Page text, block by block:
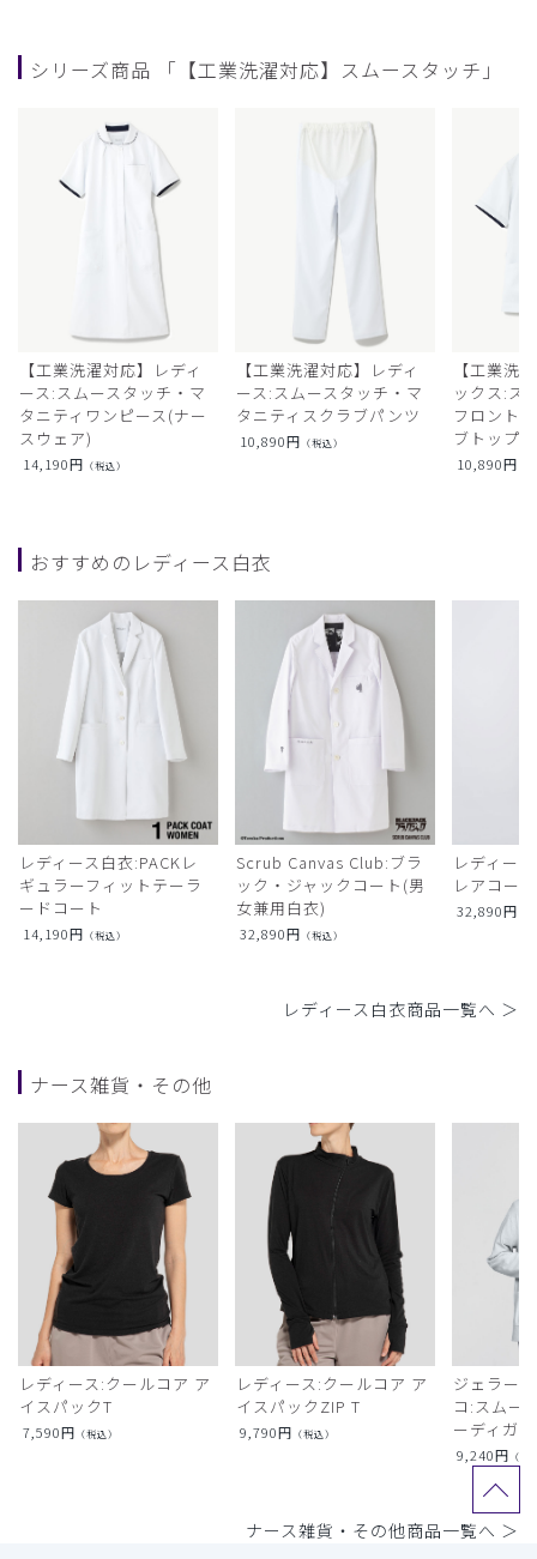
シリーズ商品 「【工業洗濯対応】スムースタッチ」
【工業洗濯対応】レディ
ース:スムースタッチ・マ
タニティワンピース(ナー
スウェア)
14,190円 （税込）
【工業洗濯対応】レディ
ース:スムースタッチ・マ
タニティスクラブパンツ
10,890円 （税込）
【工業洗
ックス:ス
フロント
ブトップス
10,890円
おすすめのレディース白衣
レディース白衣:PACKレ
ギュラーフィットテーラ
ードコート
14,190円 （税込）
Scrub Canvas Club:ブラ
ック・ジャックコート(男
女兼用白衣)
32,890円 （税込）
レディー
レアコート
32,890円
レディース白衣商品一覧へ ＞
ナース雑貨・その他
レディース:クールコア ア
イスパックT
7,590円 （税込）
レディース:クールコア ア
イスパックZIP T
9,790円 （税込）
ジェラー
コ:スムー
ーディガン
9,240円 （税
ナース雑貨・その他商品一覧へ ＞